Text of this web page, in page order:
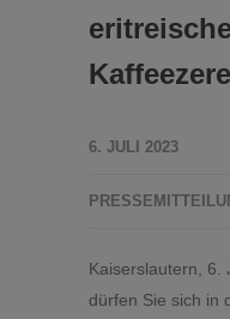
6. JULI 2023
Kaiserslautern, 6.
dürfen Sie sich in